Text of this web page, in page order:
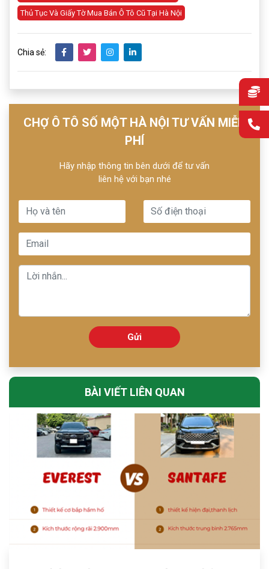
Thủ Tục Và Giấy Tờ Mua Bán Ô Tô Cũ Tại Hà Nội
Chia sẻ:
CHỢ Ô TÔ SỐ MỘT HÀ NỘI TƯ VẤN MIỄN
PHÍ
Hãy nhập thông tin bên dưới để tư vấn
liên hệ với bạn nhé
Gửi
BÀI VIẾT LIÊN QUAN